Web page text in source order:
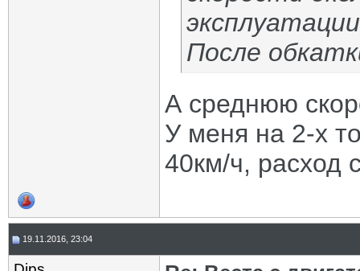
После
А среднюю
У меня на 2-х
40км/ч, расход
19.11.2016, 23:04